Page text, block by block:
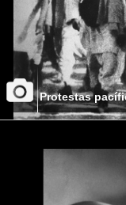
Protestas